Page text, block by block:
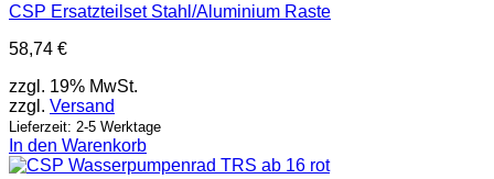
CSP Ersatzteilset Stahl/Aluminium Raste
58,74 €
zzgl. 19% MwSt.
zzgl. Versand
Lieferzeit: 2-5 Werktage
In den Warenkorb